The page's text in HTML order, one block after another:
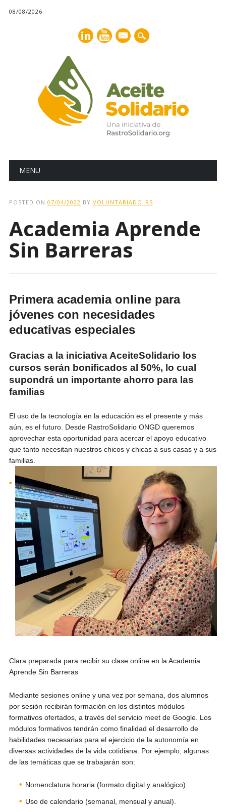
08/08/2026
mail
Main menu
MENU
POSTED ON 07/04/2022 BY VOLUNTARIADO_RS
Academia Aprende
Sin Barreras
Primera academia online para
jóvenes con necesidades
educativas especiales
Gracias a la iniciativa AceiteSolidario los
cursos serán bonificados al 50%, lo cual
supondrá un importante ahorro para las
familias
El uso de la tecnología en la educación es el presente y más
aún, es el futuro. Desde RastroSolidario ONGD queremos
aprovechar esta oportunidad para acercar el apoyo educativo
que tanto necesitan nuestros chicos y chicas a sus casas y a sus
familias.
Clara preparada para recibir su clase online en la Academia
Aprende Sin Barreras
Mediante sesiones online y una vez por semana, dos alumnos
por sesión recibirán formación en los distintos módulos
formativos ofertados, a través del servicio meet de Google. Los
módulos formativos tendrán como finalidad el desarrollo de
habilidades necesarias para el ejercicio de la autonomía en
diversas actividades de la vida cotidiana. Por ejemplo, algunas
de las temáticas que se trabajarán son:
Nomenclatura horaria (formato digital y analógico).
Uso de calendario (semanal, mensual y anual).